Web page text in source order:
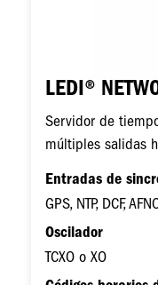
LEDI®
Servidor de
múltiples salidas
Entradas de
GPS, NTP, DCF,
Oscilador
TCXO o XO